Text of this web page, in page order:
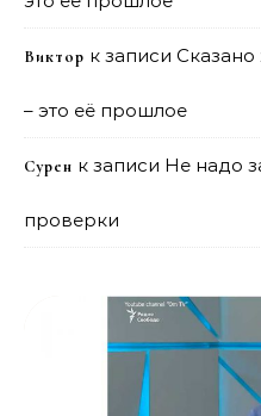
Виктор к записи Сказано
– это её прошлое
Сурен к записи Не надо
проверки